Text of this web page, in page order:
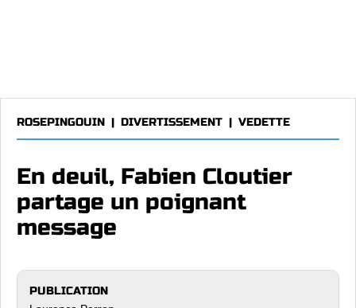
ROSEPINGOUIN | DIVERTISSEMENT | VEDETTE
En deuil, Fabien Cloutier
partage un poignant
message
PUBLICATION